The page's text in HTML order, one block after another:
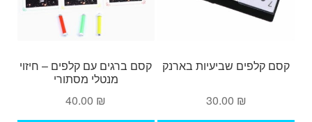
קסם קלפים שביעיות בארנק
30.00 ₪
קסם ברגים עם קלפים – חיזוי
מנטלי מסתורי
40.00 ₪